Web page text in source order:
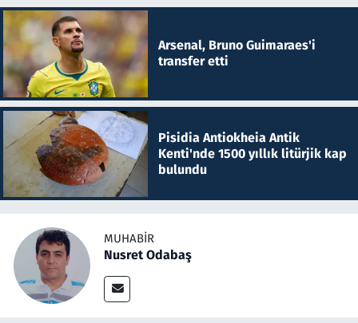
Arsenal, Bruno Guimaraes'i
transfer etti
Pisidia Antiokheia Antik
Kenti'nde 1500 yıllık litürjik kap
bulundu
MUHABIR
Nusret Odabaş